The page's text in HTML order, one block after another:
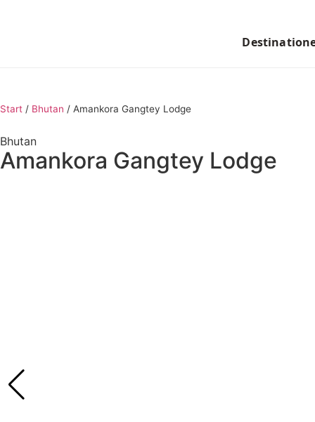
Start / Bhutan / Amankora Gangtey Lodge
Bhutan
Amankora Gangtey Lodge